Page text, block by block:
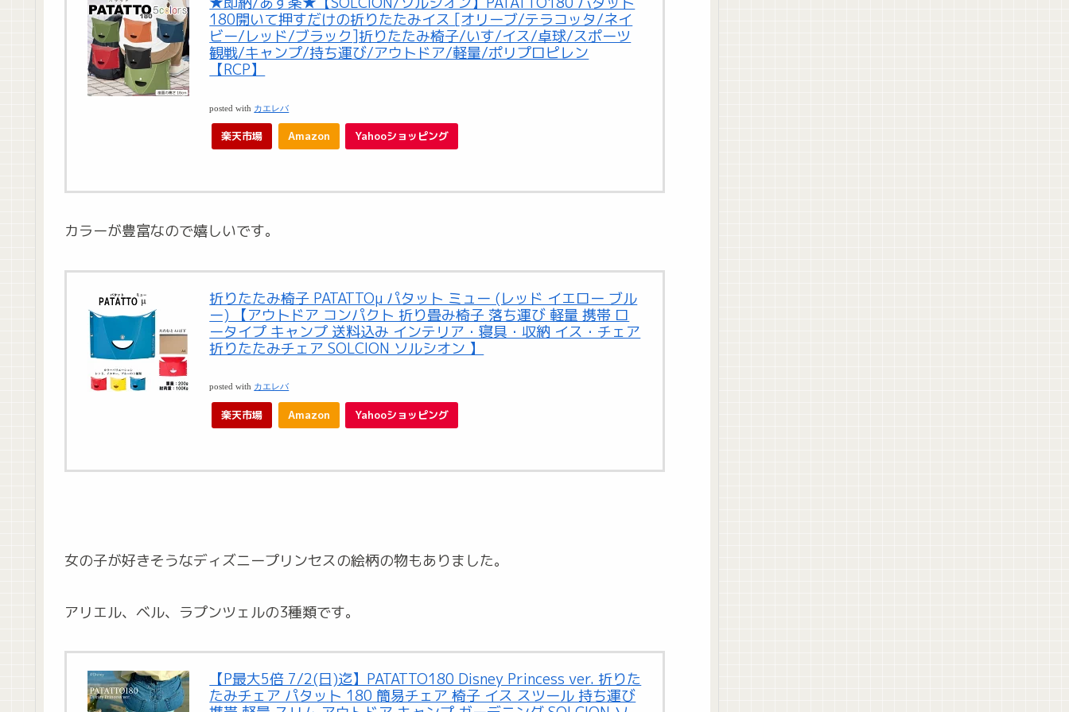
180開いて押すだけの折りたたみイス [オリーブ/テラコッタ/ネイ
ビー/レッド/ブラック]折りたたみ椅子/いす/イス/卓球/スポーツ
観戦/キャンプ/持ち運び/アウトドア/軽量/ポリプロピレン
【RCP】
posted with カエレバ
楽天市場 Amazon Yahooショッピング
カラーが豊富なので嬉しいです。
折りたたみ椅子 PATATTOμ パタット ミュー (レッド イエロー ブル
ー) 【アウトドア コンパクト 折り畳み椅子 落ち運び 軽量 携帯 ロ
ータイプ キャンプ 送料込み インテリア・寝具・収納 イス・チェア
折りたたみチェア SOLCION ソルシオン 】
posted with カエレバ
楽天市場 Amazon Yahooショッピング
女の子が好きそうなディズニープリンセスの絵柄の物もありました。
アリエル、ベル、ラプンツェルの3種類です。
【P最大5倍 7/2(日)迄】PATATTO180 Disney Princess ver. 折りた
たみチェア パタット 180 簡易チェア 椅子 イス スツール 持ち運び